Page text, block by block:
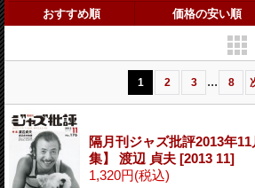
おすすめ順 価格の安い順
1 2 3 ... 8
隔月刊ジャズ批評2013年
集】 渡辺 貞夫 [2013 11]
1,320円(税込)